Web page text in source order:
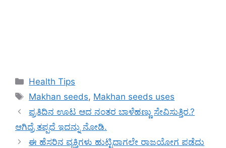
Categories
Health Tips
Tags
Makhan seeds, Makhan seeds uses
ಪ್ರತಿದಿನ ಊಟ ಆದ ನಂತರ ಬಾಳೆಹಣ್ಣು ಸೇವಿಸುತ್ತಿರ.?
ಆಗಿದ್ರೆ ತಪ್ಪದೆ ಇದನ್ನು ನೋಡಿ.
ಈ ಹೆಸರಿನ ವ್ಯಕ್ತಿಗಳು ಹುಟ್ಟಿದಾಗಲೇ ರಾಜಯೋಗ ಪಡೆದು